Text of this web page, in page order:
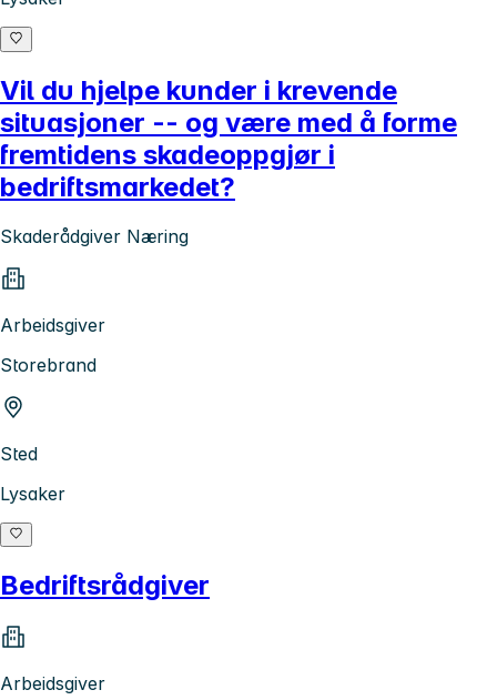
Vil du hjelpe kunder i krevende
situasjoner -- og være med å forme
fremtidens skadeoppgjør i
bedriftsmarkedet?
Skaderådgiver Næring
Arbeidsgiver
Storebrand
Sted
Lysaker
Bedriftsrådgiver
Arbeidsgiver